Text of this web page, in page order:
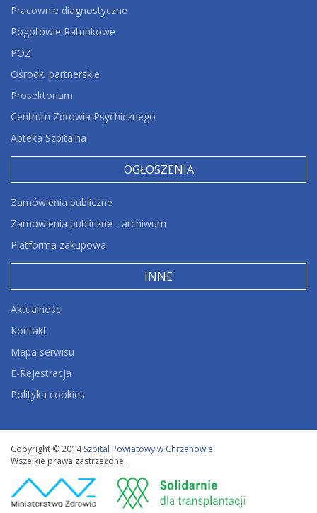
Pracownie diagnostyczne
Pogotowie Ratunkowe
POZ
Ośrodki partnerskie
Prosektorium
Centrum Zdrowia Psychicznego
Apteka Szpitalna
OGŁOSZENIA
Zamówienia publiczne
Zamówienia publiczne - archiwum
Platforma zakupowa
INNE
Aktualności
Kontakt
Mapa serwisu
E-Rejestracja
Polityka cookies
Copyright © 2014Szpital Powiatowy w Chrzanowie
Wszelkie prawa zastrzeżone.